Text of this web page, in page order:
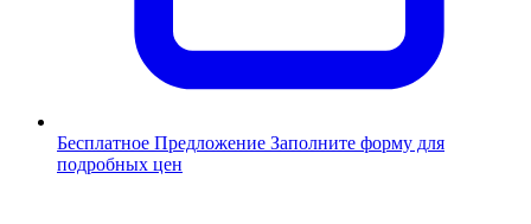
Бесплатное Предложение Заполните форму для
подробных цен